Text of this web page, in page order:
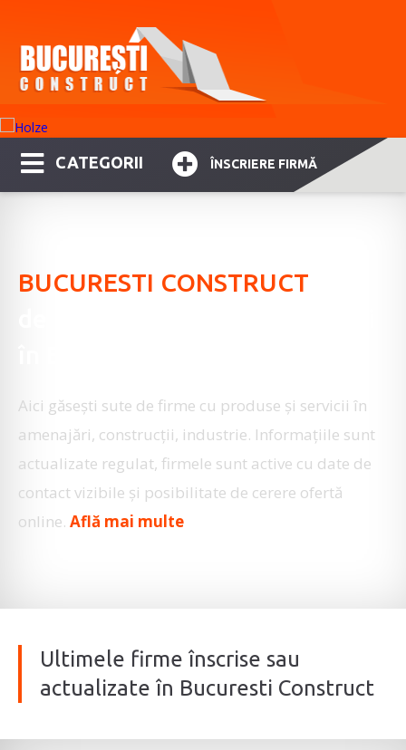
CATEGORII ÎNSCRIERE FIRMĂ
BUCURESTI CONSTRUCT
Aici găseşti sute de firme cu produse şi servicii în
amenajări, construcţii, industrie. Informaţiile sunt
actualizate regulat, firmele sunt active cu date de
contact vizibile şi posibilitate de cerere ofertă
online. Află mai multe
Ultimele firme înscrise sau
actualizate în Bucuresti Construct